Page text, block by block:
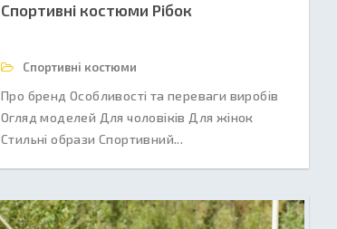
Спортивні костюми Рібок
Спортивні костюми
Про бренд Особливості та переваги виробів
Огляд моделей Для чоловіків Для жінок
Стильні образи Спортивний...